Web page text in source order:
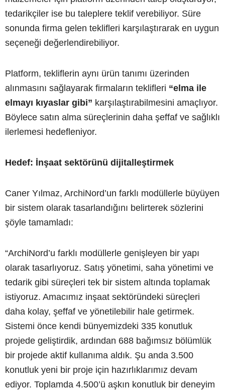
tedarikçiler ise bu taleplere teklif verebiliyor. Süre
sonunda firma gelen teklifleri karşılaştırarak en uygun
seçeneği değerlendirebiliyor.
Platform, tekliflerin aynı ürün tanımı üzerinden
alınmasını sağlayarak firmaların teklifleri “elma ile
elmayı kıyaslar gibi” karşılaştırabilmesini amaçlıyor.
Böylece satın alma süreçlerinin daha şeffaf ve sağlıklı
ilerlemesi hedefleniyor.
Hedef: İnşaat sektörünü dijitalleştirmek
Caner Yılmaz, ArchiNord’un farklı modüllerle büyüyen
bir sistem olarak tasarlandığını belirterek sözlerini
şöyle tamamladı:
“ArchiNord’u farklı modüllerle genişleyen bir yapı
olarak tasarlıyoruz. Satış yönetimi, saha yönetimi ve
tedarik gibi süreçleri tek bir sistem altında toplamak
istiyoruz. Amacımız inşaat sektöründeki süreçleri
daha kolay, şeffaf ve yönetilebilir hale getirmek.
Sistemi önce kendi bünyemizdeki 335 konutluk
projede geliştirdik, ardından 688 bağımsız bölümlük
bir projede aktif kullanıma aldık. Şu anda 3.500
konutluk yeni bir proje için hazırlıklarımız devam
ediyor. Toplamda 4.500’ü aşkın konutluk bir deneyim